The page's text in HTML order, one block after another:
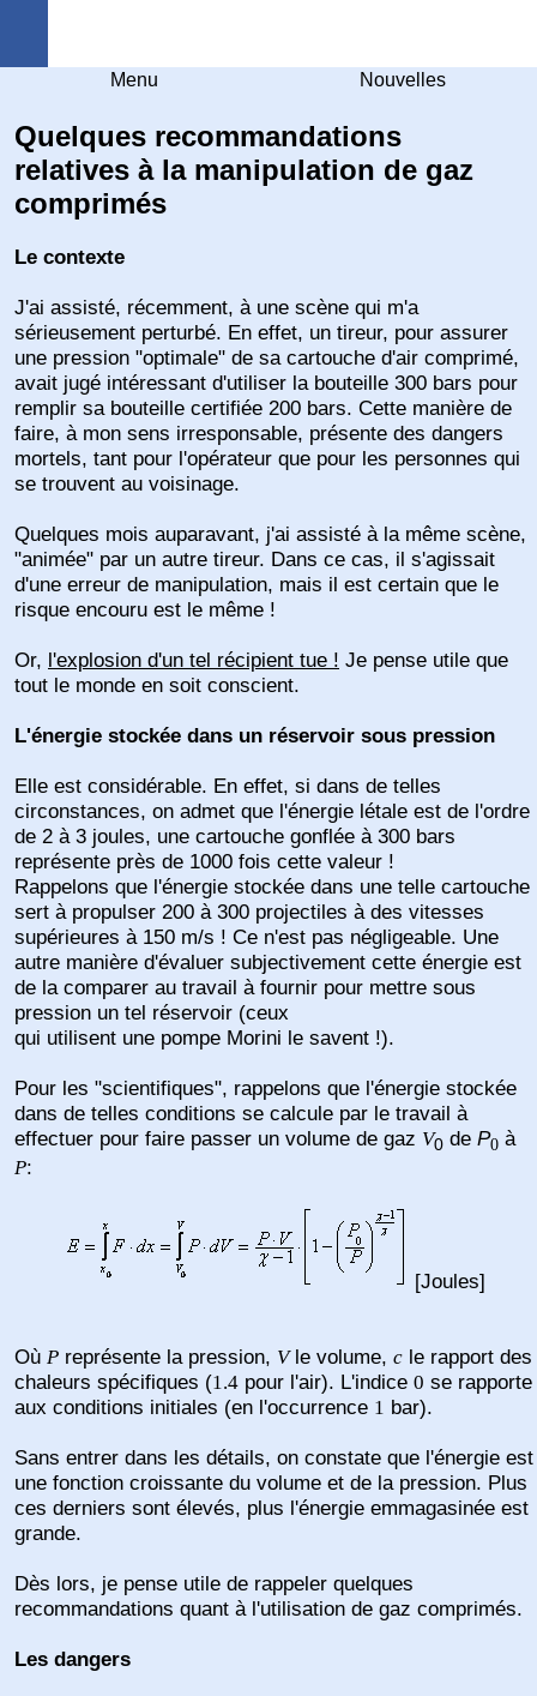
Menu Nouvelles
Quelques recommandations
relatives à la manipulation de gaz
comprimés
Le contexte
J'ai assisté, récemment, à une scène qui m'a
sérieusement perturbé. En effet, un tireur, pour assurer
une pression "optimale" de sa cartouche d'air comprimé,
avait jugé intéressant d'utiliser la bouteille 300 bars pour
remplir sa bouteille certifiée 200 bars. Cette manière de
faire, à mon sens irresponsable, présente des dangers
mortels, tant pour l'opérateur que pour les personnes qui
se trouvent au voisinage.
Quelques mois auparavant, j'ai assisté à la même scène,
"animée" par un autre tireur. Dans ce cas, il s'agissait
d'une erreur de manipulation, mais il est certain que le
risque encouru est le même !
Or, l'explosion d'un tel récipient tue ! Je pense utile que
tout le monde en soit conscient.
L'énergie stockée dans un réservoir sous pression
Elle est considérable. En effet, si dans de telles
circonstances, on admet que l'énergie létale est de l'ordre
de 2 à 3 joules, une cartouche gonflée à 300 bars
représente près de 1000 fois cette valeur !
Rappelons que l'énergie stockée dans une telle cartouche
sert à propulser 200 à 300 projectiles à des vitesses
supérieures à 150 m/s ! Ce n'est pas négligeable. Une
autre manière d'évaluer subjectivement cette énergie est
de la comparer au travail à fournir pour mettre sous
pression un tel réservoir (ceux
qui utilisent une pompe Morini le savent !).
Pour les "scientifiques", rappelons que l'énergie stockée
dans de telles conditions se calcule par le travail à
effectuer pour faire passer un volume de gaz V0 de P0 à
P:
[Joules]
Où P représente la pression, Vle volume, c le rapport des
chaleurs spécifiques (1.4 pour l'air). L'indice 0 se rapporte
aux conditions initiales (en l'occurrence 1 bar).
Sans entrer dans les détails, on constate que l'énergie est
une fonction croissante du volume et de la pression. Plus
ces derniers sont élevés, plus l'énergie emmagasinée est
grande.
Dès lors, je pense utile de rappeler quelques
recommandations quant à l'utilisation de gaz comprimés.
Les dangers